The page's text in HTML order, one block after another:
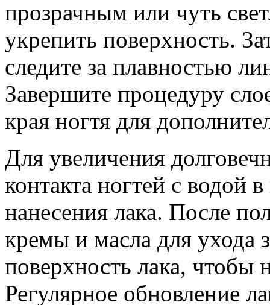
прозрачным или чуть
укрепить поверхность.
следите за плавностью
Завершите процедуру
края ногтя для
Для увеличения
контакта ногтей с водой
нанесения лака. После
кремы и масла для ухода
поверхность лака, чтобы
Регулярное обновление